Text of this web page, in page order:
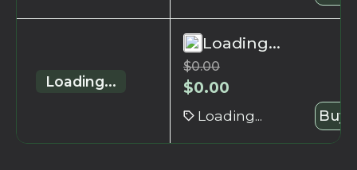
Loading...
Loading...
$0.00
$0.00
Loading... Buy